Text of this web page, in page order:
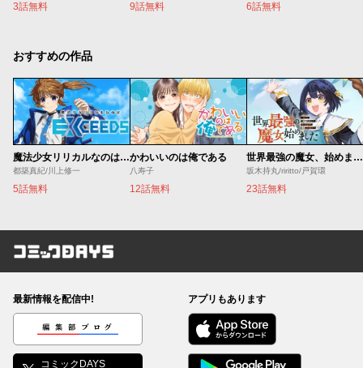
3話無料 9話無料 6話無料
おすすめの作品
魔法少女リリカルなのは EXCEEDS
都築真紀/川上修一
5話無料
かわいいのは俺である
八寿子
12話無料
世界最強の魔女、始めました ～私だけ『攻略サイト』を見れる世界で自由に生きます～
坂木持丸/riritto/戸賀環
23話無料
コミックDAYS
最新情報を配信中!
編集部ブログ
コミックDAYS
アプリもあります